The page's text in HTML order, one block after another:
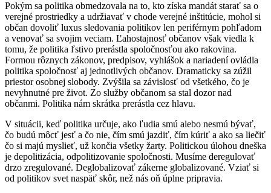
Pokým sa politika obmedzovala na to, kto získa mandát starať sa o
verejné prostriedky a udržiavať v chode verejné inštitúcie, mohol si
občan dovoliť luxus sledovania politikov len periférnym pohľadom
a venovať sa svojim veciam. Ľahostajnosť občanov však viedla k
tomu, že politika ľstivo prerástla spoločnosťou ako rakovina.
Formou rôznych zákonov, predpisov, vyhlášok a nariadení ovládla
politika spoločnosť aj jednotlivých občanov. Dramaticky sa zúžil
priestor osobnej slobody. Zvýšila sa závislosť od všetkého, čo je
nevyhnutné pre život. Zo služby občanom sa stal dozor nad
občanmi. Politika nám skrátka prerástla cez hlavu.
V situácii, keď politika určuje, ako ľudia smú alebo nesmú bývať,
čo budú môcť jesť a čo nie, čím smú jazdiť, čím kúriť a ako sa liečiť
čo si majú myslieť, už končia všetky žarty. Politickou úlohou dneška
je depolitizácia, odpolitizovanie spoločnosti. Musíme deregulovať
drzo zregulované. Deglobalizovať zákerne globalizované. Vziať si
od politikov svet naspäť skôr, než nás oň úplne pripravia.